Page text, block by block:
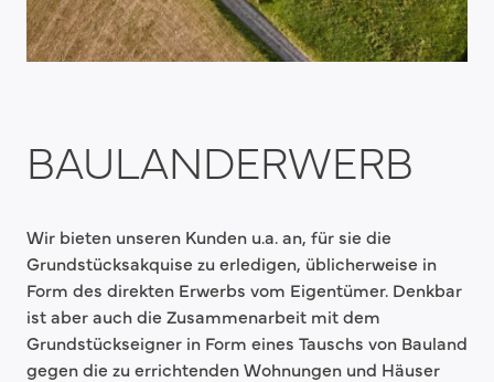
BAULANDERWERB
Wir bieten unseren Kunden u.a. an, für sie die
Grundstücksakquise zu erledigen, üblicherweise in
Form des direkten Erwerbs vom Eigentümer. Denkbar
ist aber auch die Zusammenarbeit mit dem
Grundstückseigner in Form eines Tauschs von Bauland
gegen die zu errichtenden Wohnungen und Häuser